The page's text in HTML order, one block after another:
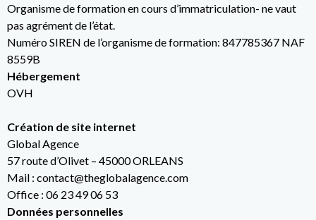
Organisme de formation en cours d’immatriculation- ne vaut
pas agrément de l’état.
Numéro SIREN de l’organisme de formation: 847785367 NAF
8559B
Hébergement
OVH
Création de site internet
Global Agence
57 route d’Olivet – 45000 ORLEANS
Mail : contact@theglobalagence.com
Office : 06 23 49 06 53
Données personnelles